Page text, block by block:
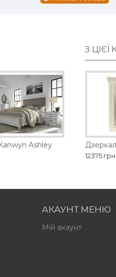
Зроблено з масиву
Ashley
З ЦІЄЇ
12375 грн.
АКАУНТ МЕНЮ
Мій акаунт